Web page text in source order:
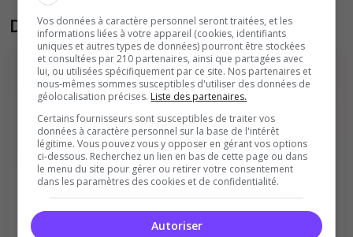
Donner son avis sur le serveur
Vous devez être connecté pour ajouter
un avis sur ce serveur !
Se connecter S'inscrire
Vos données à caractère personnel seront traitées, et les
informations liées à votre appareil (cookies, identifiants
uniques et autres types de données) pourront être stockées
et consultées par 210 partenaires, ainsi que partagées avec
lui, ou utilisées spécifiquement par ce site. Nos partenaires et
nous-mêmes sommes susceptibles d'utiliser des données de
géolocalisation précises. Liste des partenaires.
Certains fournisseurs sont susceptibles de traiter vos
données à caractère personnel sur la base de l'intérêt
légitime. Vous pouvez vous y opposer en gérant vos options
ci-dessous. Recherchez un lien en bas de cette page ou dans
le menu du site pour gérer ou retirer votre consentement
dans les paramètres des cookies et de confidentialité.
Autoriser